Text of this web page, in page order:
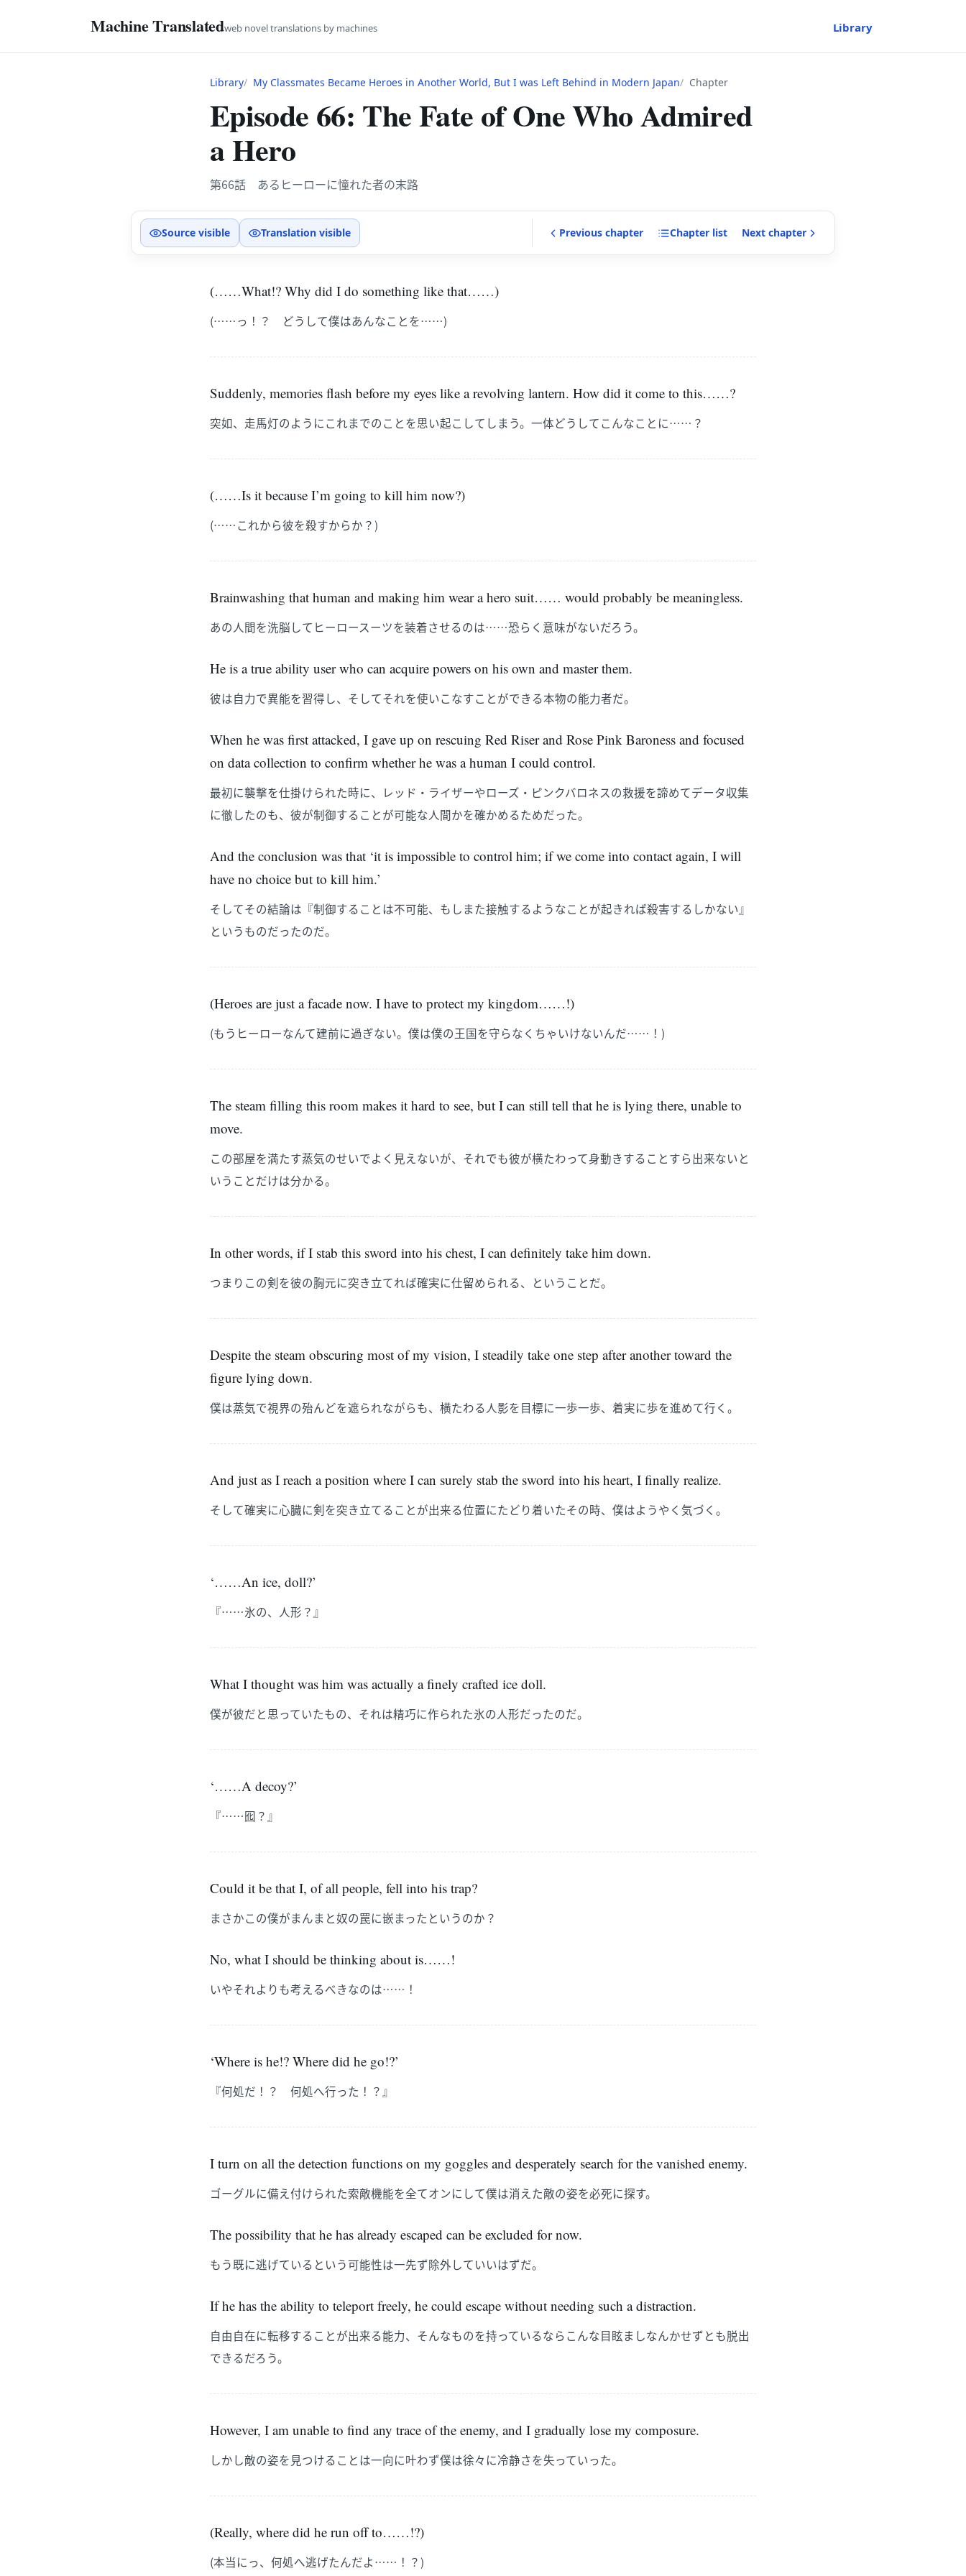
Machine Translatedweb novel translations by machines Library
Library My Classmates Became Heroes in Another World, But I was Left Behind in Modern Japan Chapter
Episode 66: The Fate of One Who Admired
a Hero
第66話 あるヒーローに憧れた者の末路
Source visible Translation visible Previous chapter Chapter list Next chapter
(……What!? Why did I do something like that……)
(……っ！？ どうして僕はあんなことを……)
Suddenly, memories flash before my eyes like a revolving lantern. How did it come to this……?
突如、走馬灯のようにこれまでのことを思い起こしてしまう。一体どうしてこんなことに……？
(……Is it because I’m going to kill him now?)
(……これから彼を殺すからか？)
Brainwashing that human and making him wear a hero suit…… would probably be meaningless.
あの人間を洗脳してヒーロースーツを装着させるのは……恐らく意味がないだろう。
He is a true ability user who can acquire powers on his own and master them.
彼は自力で異能を習得し、そしてそれを使いこなすことができる本物の能力者だ。
When he was first attacked, I gave up on rescuing Red Riser and Rose Pink Baroness and focused
on data collection to confirm whether he was a human I could control.
最初に襲撃を仕掛けられた時に、レッド・ライザーやローズ・ピンクバロネスの救援を諦めてデータ収集
に徹したのも、彼が制御することが可能な人間かを確かめるためだった。
And the conclusion was that ‘it is impossible to control him; if we come into contact again, I will
have no choice but to kill him.’
そしてその結論は『制御することは不可能、もしまた接触するようなことが起きれば殺害するしかない』
というものだったのだ。
(Heroes are just a facade now. I have to protect my kingdom……!)
(もうヒーローなんて建前に過ぎない。僕は僕の王国を守らなくちゃいけないんだ……！)
The steam filling this room makes it hard to see, but I can still tell that he is lying there, unable to
move.
この部屋を満たす蒸気のせいでよく見えないが、それでも彼が横たわって身動きすることすら出来ないと
いうことだけは分かる。
In other words, if I stab this sword into his chest, I can definitely take him down.
つまりこの剣を彼の胸元に突き立てれば確実に仕留められる、ということだ。
Despite the steam obscuring most of my vision, I steadily take one step after another toward the
figure lying down.
僕は蒸気で視界の殆んどを遮られながらも、横たわる人影を目標に一歩一歩、着実に歩を進めて行く。
And just as I reach a position where I can surely stab the sword into his heart, I finally realize.
そして確実に心臓に剣を突き立てることが出来る位置にたどり着いたその時、僕はようやく気づく。
‘……An ice, doll?’
『……氷の、人形？』
What I thought was him was actually a finely crafted ice doll.
僕が彼だと思っていたもの、それは精巧に作られた氷の人形だったのだ。
‘……A decoy?’
『……囮？』
Could it be that I, of all people, fell into his trap?
まさかこの僕がまんまと奴の罠に嵌まったというのか？
No, what I should be thinking about is……!
いやそれよりも考えるべきなのは……！
‘Where is he!? Where did he go!?’
『何処だ！？ 何処へ行った！？』
I turn on all the detection functions on my goggles and desperately search for the vanished enemy.
ゴーグルに備え付けられた索敵機能を全てオンにして僕は消えた敵の姿を必死に探す。
The possibility that he has already escaped can be excluded for now.
もう既に逃げているという可能性は一先ず除外していいはずだ。
If he has the ability to teleport freely, he could escape without needing such a distraction.
自由自在に転移することが出来る能力、そんなものを持っているならこんな目眩ましなんかせずとも脱出
できるだろう。
However, I am unable to find any trace of the enemy, and I gradually lose my composure.
しかし敵の姿を見つけることは一向に叶わず僕は徐々に冷静さを失っていった。
(Really, where did he run off to……!?)
(本当にっ、何処へ逃げたんだよ……！？)